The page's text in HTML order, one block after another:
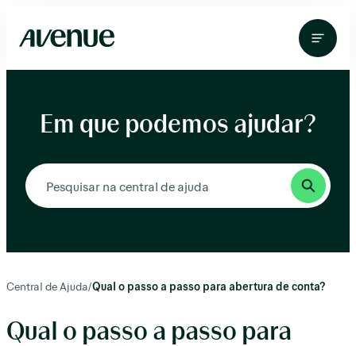
para
conteúdo
Em que podemos ajudar?
Central de Ajuda/Qual o passo a passo para abertura de conta?
Qual o passo a passo para